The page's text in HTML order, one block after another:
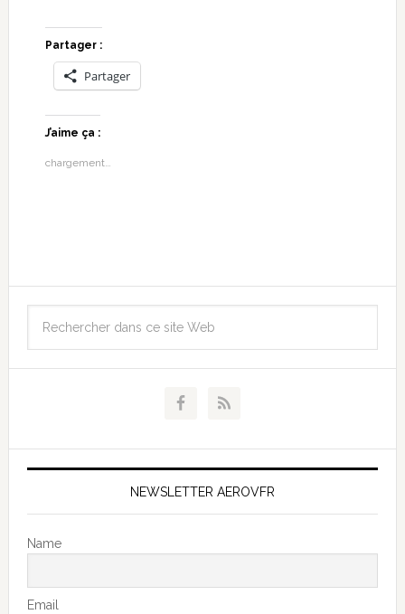
Partager :
Partager
J’aime ça :
chargement…
NEWSLETTER AEROVFR
Name
Email